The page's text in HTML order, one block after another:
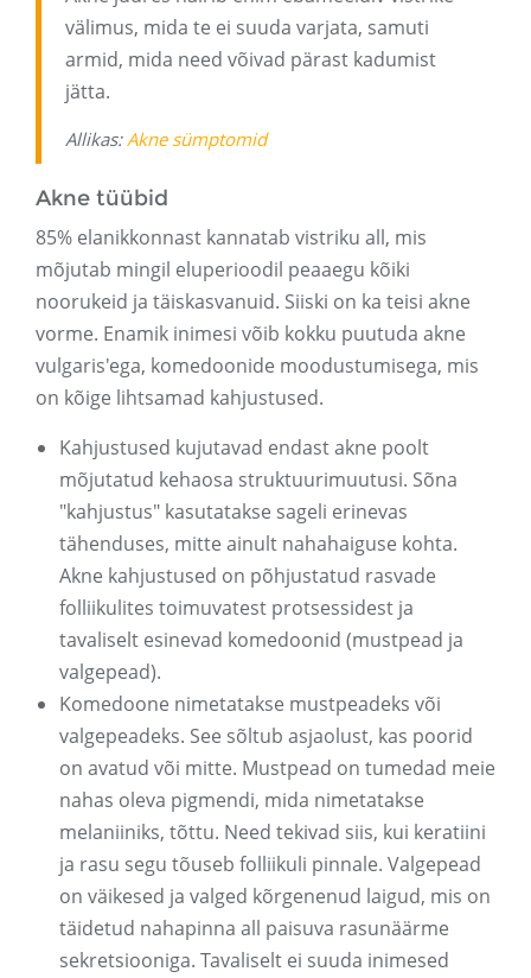
välimus, mida te ei suuda varjata, samuti
armid, mida need võivad pärast kadumist
jätta.
Allikas:Akne sümptomid
Akne tüübid
85% elanikkonnast kannatab vistriku all, mis
mõjutab mingil eluperioodil peaaegu kõiki
noorukeid ja täiskasvanuid. Siiski on ka teisi akne
vorme. Enamik inimesi võib kokku puutuda akne
vulgaris'ega, komedoonide moodustumisega, mis
on kõige lihtsamad kahjustused.
Kahjustused kujutavad endast akne poolt
mõjutatud kehaosa struktuurimuutusi. Sõna
"kahjustus" kasutatakse sageli erinevas
tähenduses, mitte ainult nahahaiguse kohta.
Akne kahjustused on põhjustatud rasvade
folliikulites toimuvatest protsessidest ja
tavaliselt esinevad komedoonid (mustpead ja
valgepead).
Komedoone nimetatakse mustpeadeks või
valgepeadeks. See sõltub asjaolust, kas poorid
on avatud või mitte. Mustpead on tumedad meie
nahas oleva pigmendi, mida nimetatakse
melaniiniks, tõttu. Need tekivad siis, kui keratiini
ja rasu segu tõuseb folliikuli pinnale. Valgepead
on väikesed ja valged kõrgenenud laigud, mis on
täidetud nahapinna all paisuva rasunäärme
sekretsiooniga. Tavaliselt ei suuda inimesed